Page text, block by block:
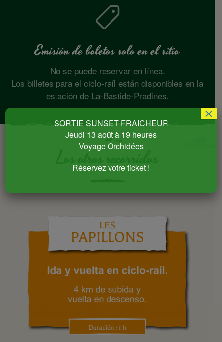
Emisión de boletos solo en el sitio
No se puede reservar en línea.
Los billetes para el ciclo-raíl están disponibles en la
estación de La-Bastide-Pradines.
Los otros recorridos
SORTIE SUNSET FRAICHEUR
Jeudi 13 août à 19 heures
Voyage Orchidées
Réservez votre ticket !
×